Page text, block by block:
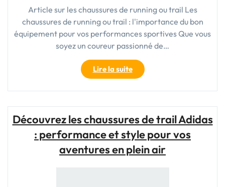
Article sur les chaussures de running ou trail Les
chaussures de running ou trail : l'importance du bon
équipement pour vos performances sportives Que vous
soyez un coureur passionné de…
Lire la suite"Choisir
les
Meilleures
Running
ou
Trail
pour
Découvrez les chaussures de trail Adidas
: performance et style pour vos
aventures en plein air